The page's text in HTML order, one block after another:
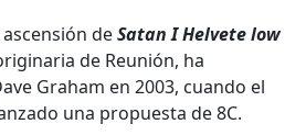
deSatan I Helvete low
de Reunión, ha
Graham en 2003, cuando el
una propuesta de 8C.